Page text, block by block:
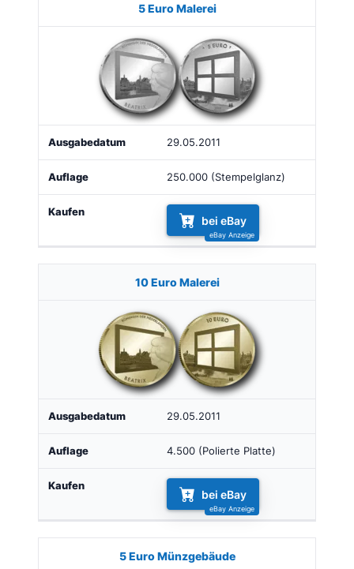
Ausgabe Auflage
5 Euro Malerei
29.05.2011
250.000 (Stempelglanz)
bei eBay
10 Euro Malerei
29.05.2011
4.500 (Polierte Platte)
bei eBay
5 Euro Münzgebäude